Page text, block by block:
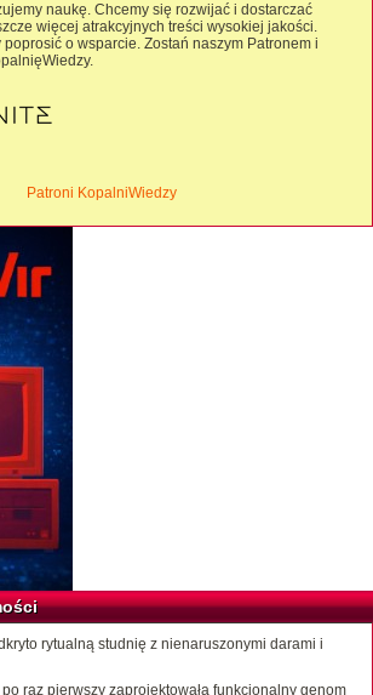
naukę. Chcemy się rozwijać i dostarczać
więcej atrakcyjnych treści wysokiej jakości.
o wsparcie. Zostań naszym Patronem i
Patroni KopalniWiedzy
rytualną studnię z nienaruszonymi darami i
raz pierwszy zaprojektowała funkcjonalny genom